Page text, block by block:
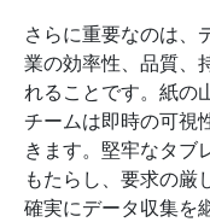
さらに重要なのは、
業の効率性、品質、
れることです。紙の
チームは即時の可視
きます。堅牢なタブ
もたらし、要求の厳
確実にデータ収集を